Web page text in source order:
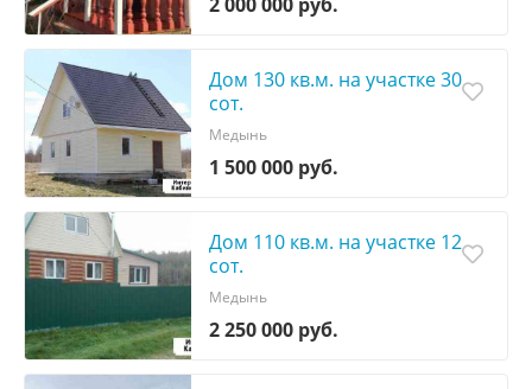
Дом 130 кв.м. на участке 30
сот.
1 500 000 руб.
Медынь
Дом 110 кв.м. на участке 12
сот.
2 250 000 руб.
Медынь